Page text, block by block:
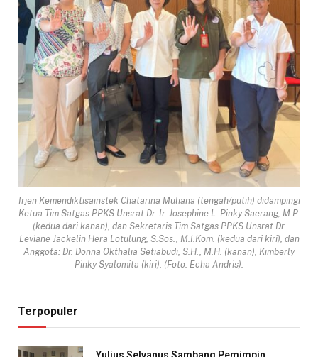
Irjen Kemendiktisainstek Chatarina Muliana (tengah/putih) didampingi
Ketua Tim Satgas PPKS Unsrat Dr. Ir. Josephine L. Pinky Saerang, M.P.
(kedua dari kanan), dan Sekretaris Tim Satgas PPKS Unsrat Dr.
Leviane Jackelin Hera Lotulung, S.Sos., M.I.Kom. (kedua dari kiri), dan
Anggota: Dr. Donna Okthalia Setiabudi, S.H., M.H. (kanan), Kimberly
Pinky Syalomita (kiri). (Foto: Echa Andris).
Terpopuler